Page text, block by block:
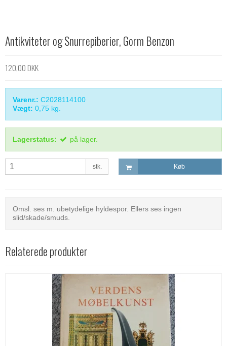
Antikviteter og Snurrepiberier, Gorm Benzon
120,00 DKK
Varenr.: C2028114100
Vægt: 0,75 kg.
Lagerstatus: på lager.
stk. Køb
Omsl. ses m. ubetydelige hyldespor. Ellers ses ingen
slid/skade/smuds.
Relaterede produkter